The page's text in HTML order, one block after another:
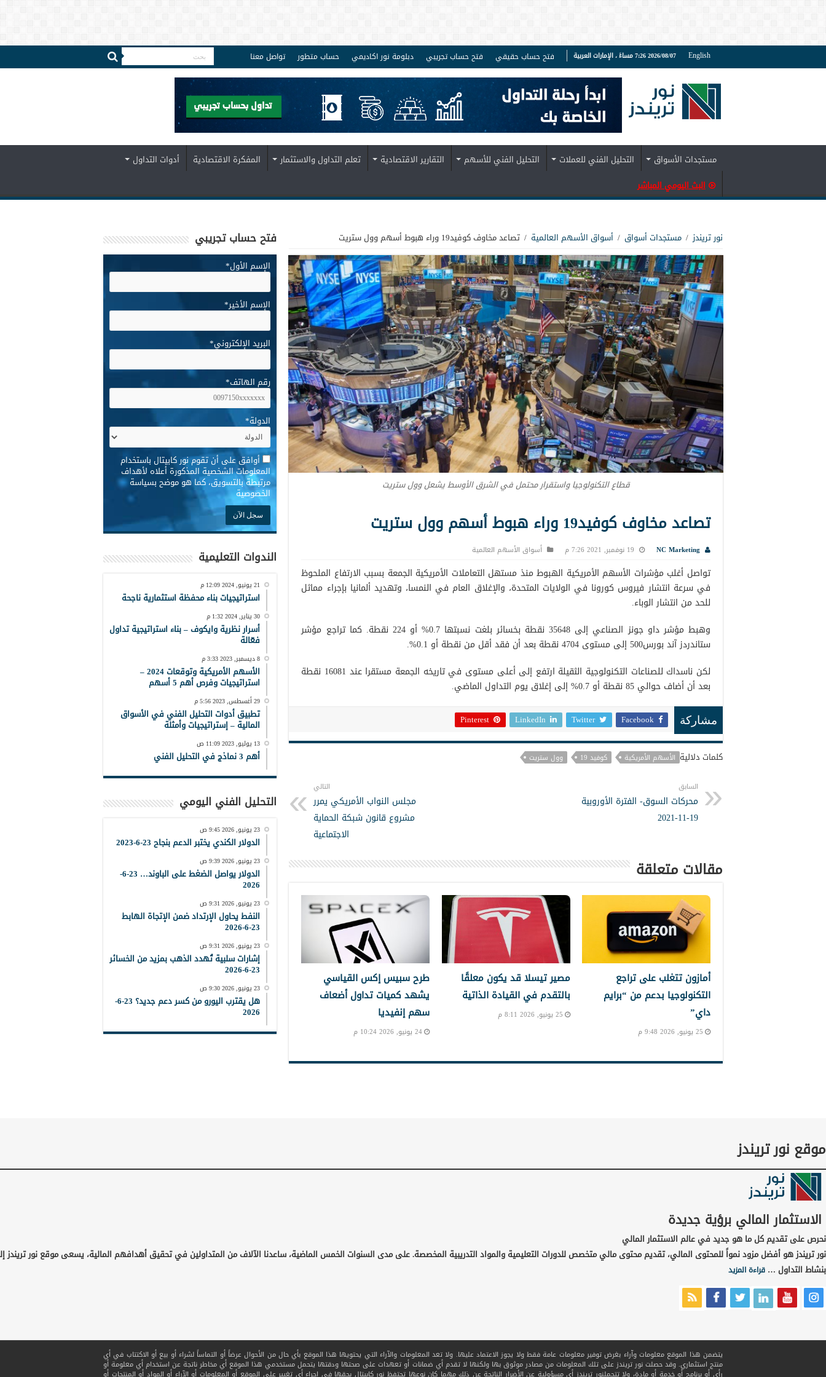
English 2026/08/07 7:26 مساءً ، الإمارات العربية فتح حساب حقيقي فتح حساب تجريبي دبلومة نور اكاديمي حساب متطور تواصل معنا
مستجدات الأسواق التحليل الفني للعملات التحليل الفني للأسهم التقارير الاقتصادية تعلم التداول والاستثمار المفكرة الاقتصادية
أدوات التداول
البث اليومي المباشر
نور تريندز / مستجدات أسواق / أسواق الأسهم العالمية / تصاعد مخاوف كوفيد19 وراء هبوط أسهم وول ستريت
قطاع التكنولوجيا واستقرار محتمل في الشرق الأوسط يشعل وول ستريت
تصاعد مخاوف كوفيد19 وراء هبوط أسهم وول ستريت
NC Marketing 19 نوفمبر, 2021 7:26 م أسواق الأسهم العالمية
تواصل أغلب مؤشرات الأسهم الأمريكية الهبوط منذ مستهل التعاملات الأمريكية الجمعة بسبب الارتفاع الملحوظ
في سرعة انتشار فيروس كورونا في الولايات المتحدة، والإغلاق العام في النمسا، وتهديد ألمانيا بإجراء مماثل
للحد من انتشار الوباء.
وهبط مؤشر داو جونز الصناعي إلى 35648 نقطة بخسائر بلغت نسبتها 0.7% أو 224 نقطة. كما تراجع مؤشر
ستاندردز آند بورس500 إلى مستوى 4704 نقطة بعد أن فقد أقل من نقطة أو 0.1%.
لكن ناسداك للصناعات التكنولوجية الثقيلة ارتفع إلى أعلى مستوى في تاريخه الجمعة مستقرا عند 16081 نقطة
بعد أن أضاف حوالي 85 نقطة أو 0.7% إلى إغلاق يوم التداول الماضي.
مشاركة Facebook
Twitter
LinkedIn
Pinterest
كلمات دلالية الأسهم الأمريكية كوفيد 19 وول ستريت
السابق
محركات السوق- الفترة الأوروبية
19-11-2021
التالي
مجلس النواب الأمريكي يمرر
مشروع قانون شبكة الحماية
الاجتماعية
مقالات متعلقة
أمازون تتغلب على تراجع
التكنولوجيا بدعم من “برايم
داي”
25 يونيو, 2026 9:48 م
مصير تيسلا قد يكون معلقًا
بالتقدم في القيادة الذاتية
25 يونيو, 2026 8:11 م
طرح سبيس إكس القياسي
يشهد كميات تداول أضعاف
سهم إنفيديا
24 يونيو, 2026 10:24 م
فتح حساب تجريبي
الإسم الأول*
الإسم الأخير*
البريد الإلكتروني*
رقم الهاتف*
الدولة*
* أوافق على أن تقوم نور كابيتال باستخدام
المعلومات الشخصية المذكورة أعلاه لأهداف
مرتبطة بالتسويق، كما هو موضح بسياسة
الخصوصية
الندوات التعليمية
21 يونيو, 2024 12:09 م
استراتيجيات بناء محفظة استثمارية ناجحة
30 يناير, 2024 1:32 م
أسرار نظرية وايكوف – بناء استراتيجية تداول
فعّالة
8 ديسمبر, 2023 3:33 م
الأسهم الأمريكية وتوقعات 2024 –
استراتيجيات وفرص أهم 5 أسهم
29 أغسطس, 2023 5:56 م
تطبيق أدوات التحليل الفني في الأسواق
المالية – إستراتيجيات وأمثلة
13 يوليو, 2023 11:09 ص
أهم 3 نماذج في التحليل الفني
التحليل الفني اليومي
23 يونيو, 2026 9:45 ص
الدولار الكندي يختبر الدعم بنجاح 23-6-2023
23 يونيو, 2026 9:39 ص
الدولار يواصل الضغط على الباوند… 23-6-
2026
23 يونيو, 2026 9:31 ص
النفط يحاول الإرتداد ضمن الإتجاة الهابط
23-6-2026
23 يونيو, 2026 9:31 ص
إشارات سلبية تُهدد الذهب بمزيد من الخسائر
23-6-2026
23 يونيو, 2026 9:30 ص
هل يقترب اليورو من كسر دعم جديد؟ 23-6-
2026
موقع نور تريندز
الاستثمار المالي برؤية جديدة
نحرص على تقديم كل ما هو جديد في عالم الاستثمار المالي
نور تريندز هو أفضل مزود نمواً للمحتوى المالي، تقديم محتوى مالي متخصص للدورات التعليمية والمواد التدريبية المخصصة. على مدى السنوات الخمس الماضية، ساعدنا الآلاف من المتداولين في تحقيق أهدافهم المالية، يسعى موقع نور تريندز
بنشاط التداول … قراءة المزيد
يتضمن هذا الموقع معلومات وآراء بغرض توفير معلومات عامة فقط ولا يجوز الاعتماد عليها. ولا تعد المعلومات والآراء التي يحتويها هذا الموقع بأي حال من الأحوال عرضاً أو التماساً لشراء أو بيع أو الاكتتاب في أي
منتج استثماري. وقد حصلت نور تريندز على تلك المعلومات من مصادر موثوق بها ولكنها لا تقدم أي ضمانات أو تعهدات على صحتها ودقتها يتحمل مستخدمي هذا الموقع أي مخاطر ناتجة عن استخدام أي معلومة أو
رأي أو برنامج أو خدمة أو مادة، ولا تتحملنور تريندز أي مسؤولية عن الأضرار الناتجة عن ذلك مهما كان نوعها تحتفظ نور كابيتال بحقها في إجراء أي تغيير على الموقع أو المعلومات أو الآراء أو المواد أو المنتجات أو